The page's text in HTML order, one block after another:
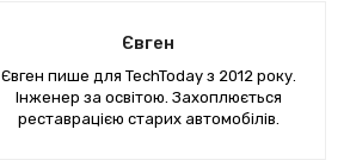
Євген
Євген пише для TechToday з 2012 року.
Інженер за освітою. Захоплюється
реставрацією старих автомобілів.